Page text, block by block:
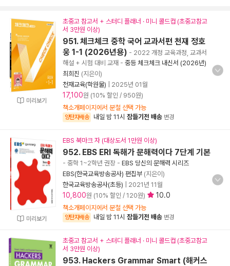
미리보기
초중고 참고서 + 스터디 플래너 · 미니 콜드컵 (초중고참고
서 3만원 이상)
951. 체크체크 중학 국어 교과서편 천재 정호
웅 1-1 (2026년용) - 2022 개정 교육과정, 교과서
해설 + 시험 대비 교재 - 중등 체크체크 내신서 (2026년)
최희진 (지은이)
천재교육(학원물)
2025년 01월
17,100원 (10% 할인 / 950원)
책소개페이지에서 분철 선택 가능
양탄자배송 내일 밤 11시 잠들기전 배송 변경
미리보기
EBS 북마크 자 (대상도서 1만원 이상)
952. EBS ERI 독해가 문해력이다 7단계 기본
- 중학 1~2학년 권장 - EBS 당신의 문해력 시리즈
EBS(한국교육방송공사) 편집부 (지은이)
한국교육방송공사(초등)
2021년 11월
10,800원 (10% 할인 / 120원) 10.0
책소개페이지에서 분철 선택 가능
양탄자배송 내일 밤 11시 잠들기전 배송 변경
초중고 참고서 + 스터디 플래너 · 미니 콜드컵 (초중고참고
서 3만원 이상)
953. Hackers Grammar Smart (해커스